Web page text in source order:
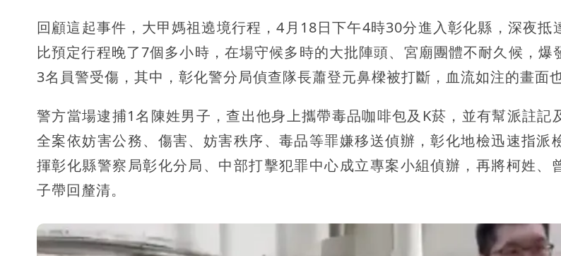
回顧這起事件，大甲媽祖遶境行程，4月18日下午4時30分進入彰化縣，深夜抵
比預定行程晚了7個多小時，在場守候多時的大批陣頭、宮廟團體不耐久候，爆
3名員警受傷，其中，彰化警分局偵查隊長蕭登元鼻樑被打斷，血流如注的畫面
警方當場逮捕1名陳姓男子，查出他身上攜帶毒品咖啡包及K菸，並有幫派註記
全案依妨害公務、傷害、妨害秩序、毒品等罪嫌移送偵辦，彰化地檢迅速指派
揮彰化縣警察局彰化分局、中部打擊犯罪中心成立專案小組偵辦，再將柯姓、
子帶回釐清。